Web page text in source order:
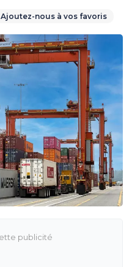
Ajoutez-nous à vos favoris